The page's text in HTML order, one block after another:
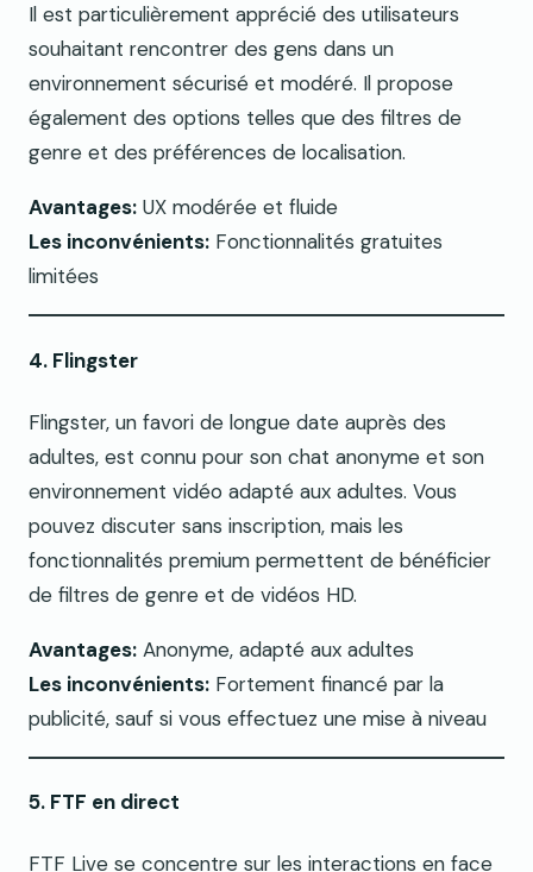
Il est particulièrement apprécié des utilisateurs
souhaitant rencontrer des gens dans un
environnement sécurisé et modéré. Il propose
également des options telles que des filtres de
genre et des préférences de localisation.
Avantages: UX modérée et fluide
Les inconvénients: Fonctionnalités gratuites
limitées
4. Flingster
Flingster, un favori de longue date auprès des
adultes, est connu pour son chat anonyme et son
environnement vidéo adapté aux adultes. Vous
pouvez discuter sans inscription, mais les
fonctionnalités premium permettent de bénéficier
de filtres de genre et de vidéos HD.
Avantages: Anonyme, adapté aux adultes
Les inconvénients: Fortement financé par la
publicité, sauf si vous effectuez une mise à niveau
5. FTF en direct
FTF Live se concentre sur les interactions en face